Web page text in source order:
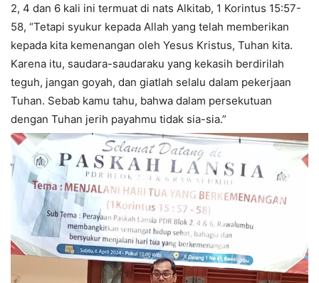
2, 4 dan 6 kali ini termuat di nats Alkitab, 1 Korintus 15:57-
58, “Tetapi syukur kepada Allah yang telah memberikan
kepada kita kemenangan oleh Yesus Kristus, Tuhan kita.
Karena itu, saudara-saudaraku yang kekasih berdirilah
teguh, jangan goyah, dan giatlah selalu dalam pekerjaan
Tuhan. Sebab kamu tahu, bahwa dalam persekutuan
dengan Tuhan jerih payahmu tidak sia-sia.”